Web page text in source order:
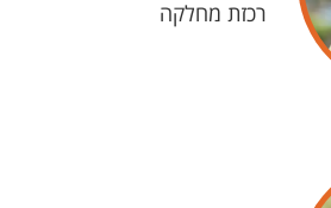
רכזת​ מחלקה